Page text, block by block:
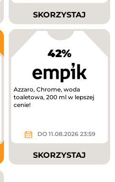
SKORZYSTAJ
42%
Azzaro, Chrome, woda
toaletowa, 200 ml w lepszej
cenie!
DO 11.08.2026 23:59
SKORZYSTAJ